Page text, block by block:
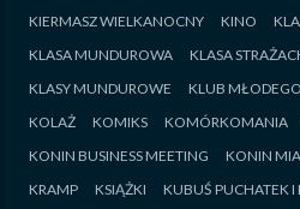
KIERMASZ WIELKANOCNY
KINO
KLASA MUNDUROWA
KLASA
KLASY MUNDUROWE
KLUB
KOLAŻ
KOMIKS KOMÓRKOMANIA
KONIN BUSINESS MEETING
KONIN
KRAMP
KSIĄŻKI KUBUŚ PUCHATEK I